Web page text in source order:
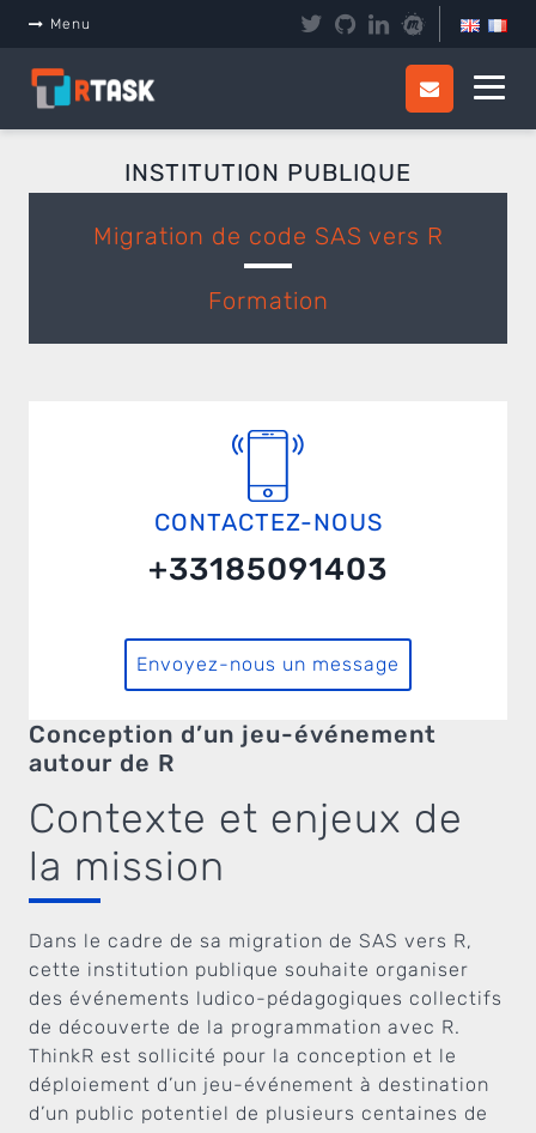
Menu
INSTITUTION PUBLIQUE
Migration de code SAS vers R
Formation
CONTACTEZ-NOUS
+33185091403
Envoyez-nous un message
Conception d’un jeu-événement
autour de R
Contexte et enjeux de
la mission
Dans le cadre de sa migration de SAS vers R,
cette institution publique souhaite organiser
des événements ludico-pédagogiques collectifs
de découverte de la programmation avec R.
ThinkR est sollicité pour la conception et le
déploiement d’un jeu-événement à destination
d’un public potentiel de plusieurs centaines de